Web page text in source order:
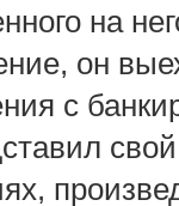
на
он
с